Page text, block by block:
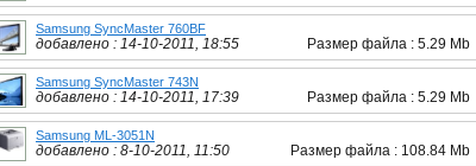
Samsung SyncMaster 760BF
добавлено : 14-10-2011, 18:55 Размер файла : 5.29 Mb
Samsung SyncMaster 743N
добавлено : 14-10-2011, 17:39 Размер файла : 5.29 Mb
Samsung ML-3051N
добавлено : 8-10-2011, 11:50 Размер файла : 108.84 Mb